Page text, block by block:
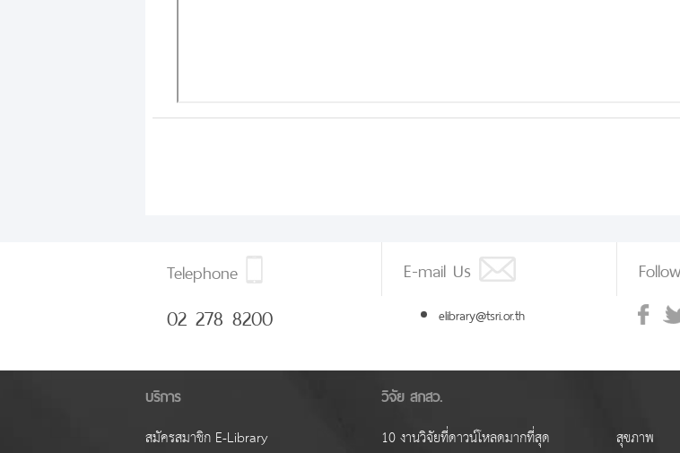
Telephone
02 278 8200
E-mail Us
elibrary@tsri.or.th
บริการ
สมัครสมาชิก E-Library
วิจัย สกสว.
10 งานวิจัยที่ดาวน์โหลดมากที่สุด
สุขภาพ